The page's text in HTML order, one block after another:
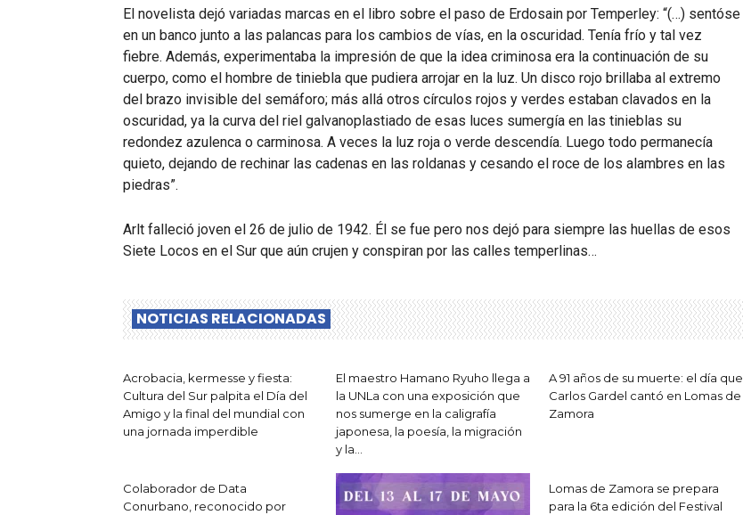
El novelista dejó variadas marcas en el libro sobre el paso de Erdosain por Temperley: “(…) sentóse
en un banco junto a las palancas para los cambios de vías, en la oscuridad. Tenía frío y tal vez
fiebre. Además, experimentaba la impresión de que la idea criminosa era la continuación de su
cuerpo, como el hombre de tiniebla que pudiera arrojar en la luz. Un disco rojo brillaba al extremo
del brazo invisible del semáforo; más allá otros círculos rojos y verdes estaban clavados en la
oscuridad, ya la curva del riel galvanoplastiado de esas luces sumergía en las tinieblas su
redondez azulenca o carminosa. A veces la luz roja o verde descendía. Luego todo permanecía
quieto, dejando de rechinar las cadenas en las roldanas y cesando el roce de los alambres en las
piedras”.
Arlt falleció joven el 26 de julio de 1942. Él se fue pero nos dejó para siempre las huellas de esos
Siete Locos en el Sur que aún crujen y conspiran por las calles temperlinas…
NOTICIAS RELACIONADAS
Acrobacia, kermesse y fiesta:
Cultura del Sur palpita el Día del
Amigo y la final del mundial con
una jornada imperdible
El maestro Hamano Ryuho llega a
la UNLa con una exposición que
nos sumerge en la caligrafía
japonesa, la poesía, la migración
y la...
A 91 años de su muerte: el día que
Carlos Gardel cantó en Lomas de
Zamora
Colaborador de Data
Conurbano, reconocido por
Lomas de Zamora se prepara
para la 6ta edición del Festival